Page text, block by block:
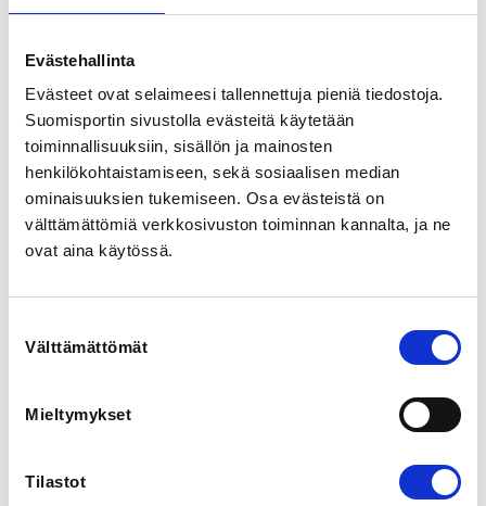
Evästehallinta
Evästeet ovat selaimeesi tallennettuja pieniä tiedostoja.
Suomisportin sivustolla evästeitä käytetään
toiminnallisuuksiin, sisällön ja mainosten
henkilökohtaistamiseen, sekä sosiaalisen median
ominaisuuksien tukemiseen. Osa evästeistä on
välttämättömiä verkkosivuston toiminnan kannalta, ja ne
ovat aina käytössä.
valinta
Välttämättömät
Mieltymykset
Tilastot
https://hotelradalla.fi/Aamiaisten lisäksi tulopäivän
lähtöpäivän lounas sisältyvät. Liitto tukee nuorten
Aikuiset 156,00 € -
Sisältää majoituksen 2 hengen huoneessa ja ruokailut.
Ei liiton tukea.
ADDITIONAL INFORMATION
Seurakehittäjä Marja
seuratoiminta@jousiampujainliitto.fi
COACHS
Marja Raisoma
Jousiammuntaa, auringonpaistetta, kisailua, naurua,
lämmin järvi, vihreä nurmi ja paljon uusia